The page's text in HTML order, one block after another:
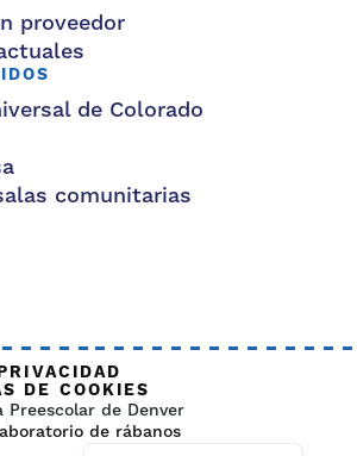
proveedor
de Colorado
comunitarias
DE COOKIES
Preescolar de Denver
de rábanos